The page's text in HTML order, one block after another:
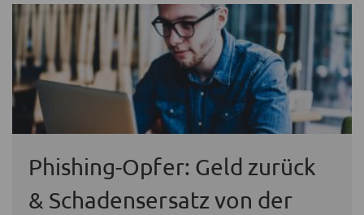
Phishing-Opfer: Geld zurück
& Schadensersatz von der